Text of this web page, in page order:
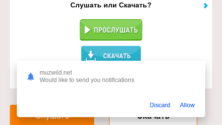
Слушать или Скачать?
Доступ к музыкальному сервису
Слушать Скачать
muzwild.net
Would like to send you notifications
Discard Allow